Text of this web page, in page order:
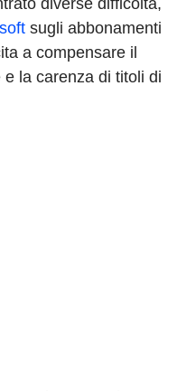
sugli abbonamenti
a compensare il
la carenza di titoli di